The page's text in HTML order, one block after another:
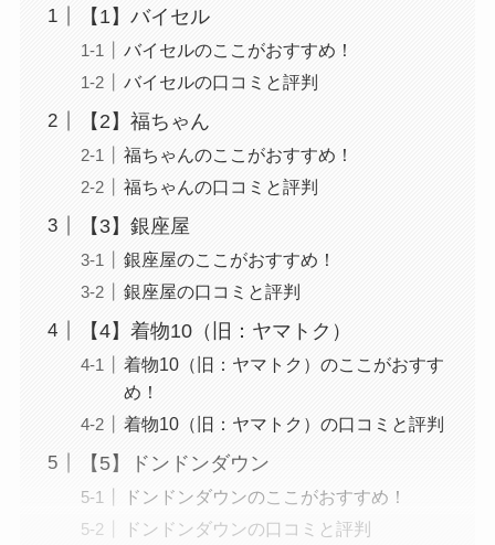
【1】バイセル
バイセルのここがおすすめ！
バイセルの口コミと評判
【2】福ちゃん
福ちゃんのここがおすすめ！
福ちゃんの口コミと評判
【3】銀座屋
銀座屋のここがおすすめ！
銀座屋の口コミと評判
【4】着物10（旧：ヤマトク）
着物10（旧：ヤマトク）のここがおすす
め！
着物10（旧：ヤマトク）の口コミと評判
【5】ドンドンダウン
ドンドンダウンのここがおすすめ！
ドンドンダウンの口コミと評判